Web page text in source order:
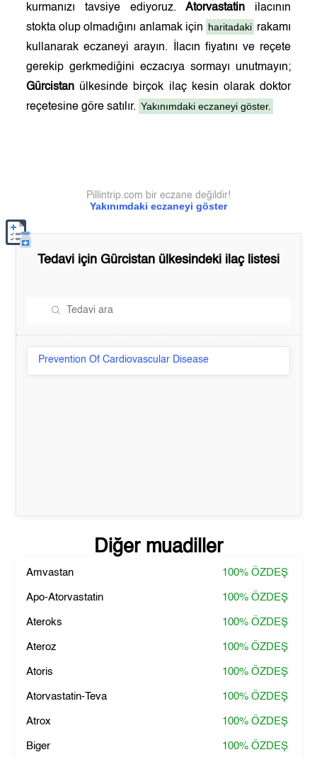
kurmanızı tavsiye ediyoruz.Atorvastatin ilacının
stokta olup olmadığını anlamak için haritadaki rakamı
kullanarak eczaneyi arayın. İlacın fiyatını ve reçete
gerekip gerkmediğini eczacıya sormayı unutmayın;
Gürcistan ülkesinde birçok ilaç kesin olarak doktor
reçetesine göre satılır. Yakınımdaki eczaneyi göster.
Yakınımdaki eczaneyi göster
Pillintrip.com bir eczane değildir!
Tedavi için Gürcistan ülkesindeki ilaç listesi
Prevention Of Cardiovascular Disease
Diğer muadiller
Amvastan 100% ÖZDEŞ
Apo-Atorvastatin 100% ÖZDEŞ
Ateroks 100% ÖZDEŞ
Ateroz 100% ÖZDEŞ
Atoris 100% ÖZDEŞ
Atorvastatin-Teva 100% ÖZDEŞ
Atrox 100% ÖZDEŞ
Biger 100% ÖZDEŞ